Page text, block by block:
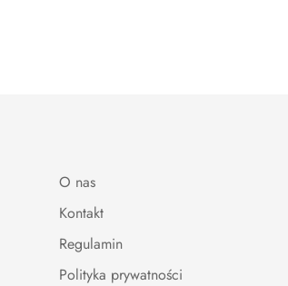
O nas
Kontakt
Regulamin
Polityka prywatności